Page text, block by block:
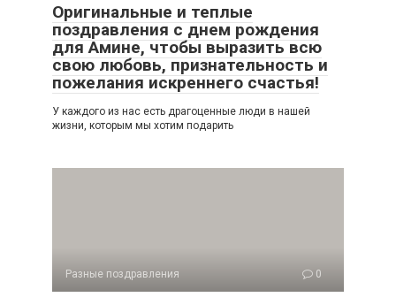
Оригинальные и теплые
поздравления с днем рождения
для Амине, чтобы выразить всю
свою любовь, признательность и
пожелания искреннего счастья!
У каждого из нас есть драгоценные люди в нашей
жизни, которым мы хотим подарить
Разные поздравления 0